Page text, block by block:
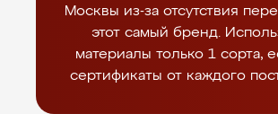
Москвы из-за отсутствия
этот самый бренд.
материалы только 1 сорта,
сертификаты от каждого